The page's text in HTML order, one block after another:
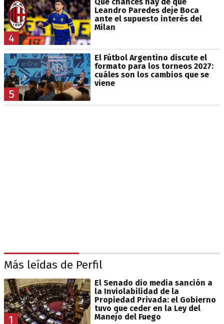
4
Leandro Paredes deje Boca
ante el supuesto interés del
Milan
5
El Fútbol Argentino discute el
formato para los torneos 2027:
cuáles son los cambios que se
viene
Más leídas de Perfil
1
El Senado dio media sanción a
la Inviolabilidad de la
Propiedad Privada: el Gobierno
tuvo que ceder en la Ley del
Manejo del Fuego